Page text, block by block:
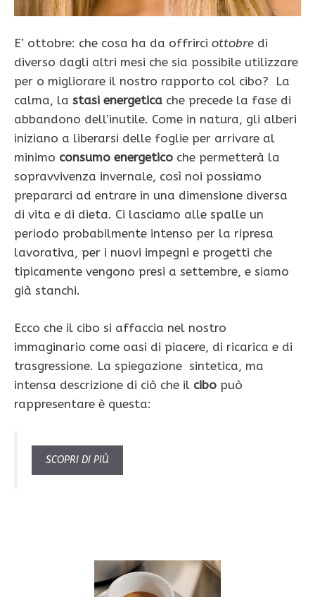
E’ ottobre: che cosa ha da offrirci ottobre di
diverso dagli altri mesi che sia possibile utilizzare
per o migliorare il nostro rapporto col cibo? La
calma, la stasi energetica che precede la fase di
ab­bandono dell’inutile. Come in natura, gli alberi
iniziano a liberarsi delle foglie per arrivare al
minimo consumo energetico che permetterà la
sopravvivenza invernale, così noi possiamo
prepararci ad entrare in una dimensione diversa
di vita e di dieta. Ci lasciamo alle spalle un
periodo probabilmente intenso per la ripresa
lavorativa, per i nuovi impe­gni e progetti che
tipicamente vengono presi a set­tembre, e siamo
già stanchi.
Ecco che il cibo si af­faccia nel nostro
immaginario come oasi di piacere, di ricarica e di
trasgressione. La spiegazione sintetica, ma
intensa descrizione di ciò che il cibo può
rappresentare è questa:
SCOPRI DI PIÙ